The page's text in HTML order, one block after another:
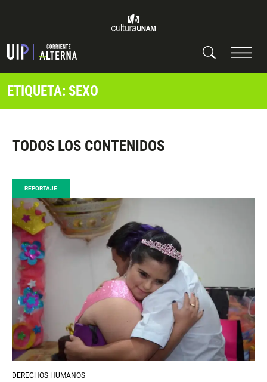
ETIQUETA: SEXO
TODOS LOS CONTENIDOS
REPORTAJE
DERECHOS HUMANOS